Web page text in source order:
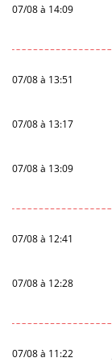
07/08 à 14:09
07/08 à 13:51
07/08 à 13:17
07/08 à 13:09
07/08 à 12:41
07/08 à 12:28
07/08 à 11:22